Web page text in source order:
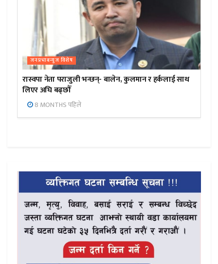
जनप्रभाबन्युज विशेष
रास्वपा नेता पराजुली भन्छन्- बालेन, कुलमान र हर्कलाई साथ
लिएर अघि बढ्छौँ
8 MONTHS पहिले